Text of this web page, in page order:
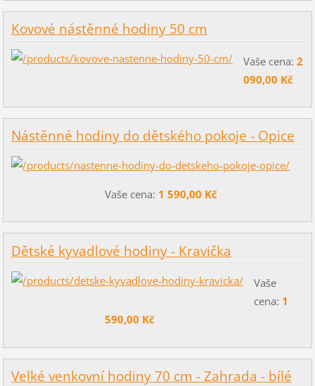
Kovové nástěnné hodiny 50 cm
Vaše cena: 2
090,00 Kč
Nástěnné hodiny do dětského pokoje - Opice
Vaše cena: 1 590,00 Kč
Dětské kyvadlové hodiny - Kravička
Vaše
cena: 1
590,00 Kč
Velké venkovní hodiny 70 cm - Zahrada - bílé